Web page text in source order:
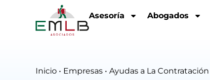
Asesoría Abogados
Inicio • Empresas • Ayudas a La